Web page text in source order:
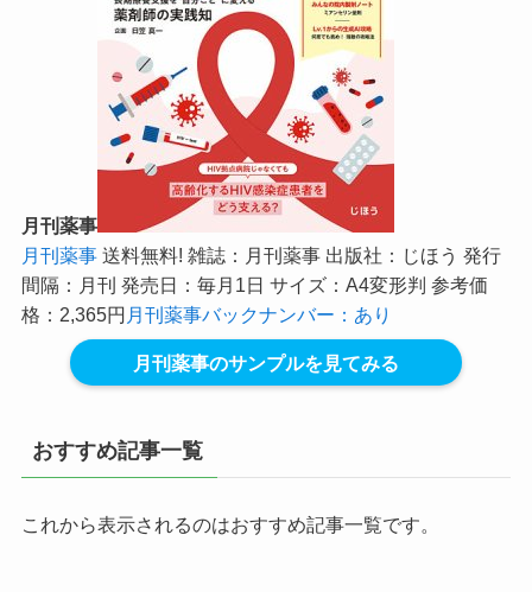
月刊薬事
月刊薬事送料無料! 雑誌：月刊薬事 出版社：じほう 発行
間隔：月刊 発売日：毎月1日 サイズ：A4変形判 参考価
格：2,365円 月刊薬事バックナンバー：あり
月刊薬事のサンプルを見てみる
おすすめ記事一覧
これから表示されるのはおすすめ記事一覧です。